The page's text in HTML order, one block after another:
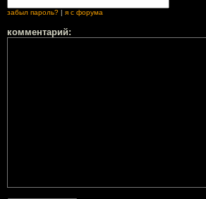
забыл пароль? | я с форума
комментарий: